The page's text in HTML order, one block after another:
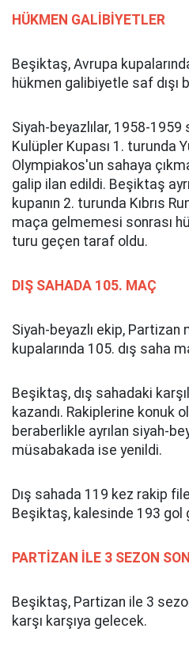
HÜKMEN GALİBİYETLER
Beşiktaş, Avrupa
hükmen galibiyetle saf dışı
Siyah-beyazlılar, 1958-
Kulüpler Kupası 1. turunda
Olympiakos'un sahaya
galip ilan edildi. Beşiktaş
kupanın 2. turunda Kıbrıs
maça gelmemesi sonrası
turu geçen taraf oldu.
DIŞ SAHADA 105. MAÇ
Siyah-beyazlı ekip, Partizan
kupalarında 105. dış saha
Beşiktaş, dış sahadaki
kazandı. Rakiplerine konuk
beraberlikle ayrılan siyah-
müsabakada ise yenildi.
Dış sahada 119 kez rakip
Beşiktaş, kalesinde 193 gol
PARTİZAN İLE 3 SEZON
Beşiktaş, Partizan ile 3
karşı karşıya gelecek.